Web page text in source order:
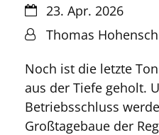
Datum:23. Apr. 2026
Von:Thomas
Noch ist die letzte
aus der Tiefe geholt.
Betriebsschluss
Großtagebaue der